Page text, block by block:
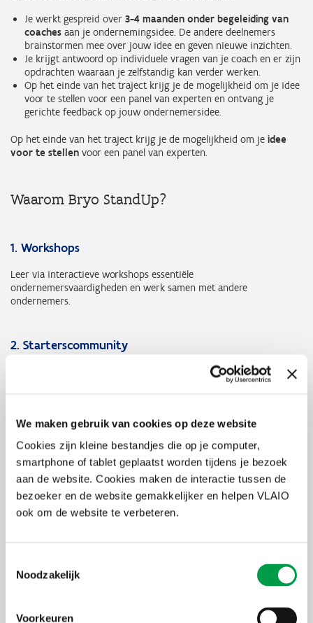
We maken gebruik van cookies op deze website
Cookies zijn kleine bestandjes die op je computer,
smartphone of tablet geplaatst worden tijdens je bezoek
aan de website. Cookies maken de interactie tussen de
bezoeker en de website gemakkelijker en helpen VLAIO
ook om de website te verbeteren.
Noodzakelijk
Voorkeuren
Je werkt gespreid over 3-4 maanden onder begeleiding van
coaches aan je ondernemingsidee. De andere deelnemers
brainstormen mee over jouw idee en geven nieuwe inzichten.
Je krijgt antwoord op individuele vragen van je coach en er zijn
opdrachten waaraan je zelfstandig kan verder werken.
Op het einde van het traject krijg je de mogelijkheid om je idee
voor te stellen voor een panel van experten en ontvang je
gerichte feedback op jouw ondernemersidee.
Op het einde van het traject krijg je de mogelijkheid om je idee
voor te stellen voor een panel van experten.
Waarom Bryo StandUp?
1. Workshops
Leer via interactieve workshops essentiële
ondernemersvaardigheden en werk samen met andere
ondernemers.
2. Starterscommunity
Maak deel uit van een levendige community waar je kan netwerken
en samenwerken met gelijkgestemde ondernemers.
3. Toegang tot experten
Krijg directe toegang tot ervaren mentoren en experts die je
begeleiden tijdens je ondernemersreis.
4. Pitch
Programma